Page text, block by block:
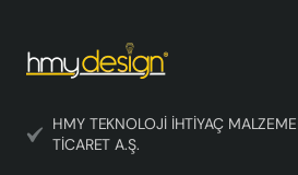
HMY TEKNOLOJİ İHTİYAÇ
TİCARET A.Ş.